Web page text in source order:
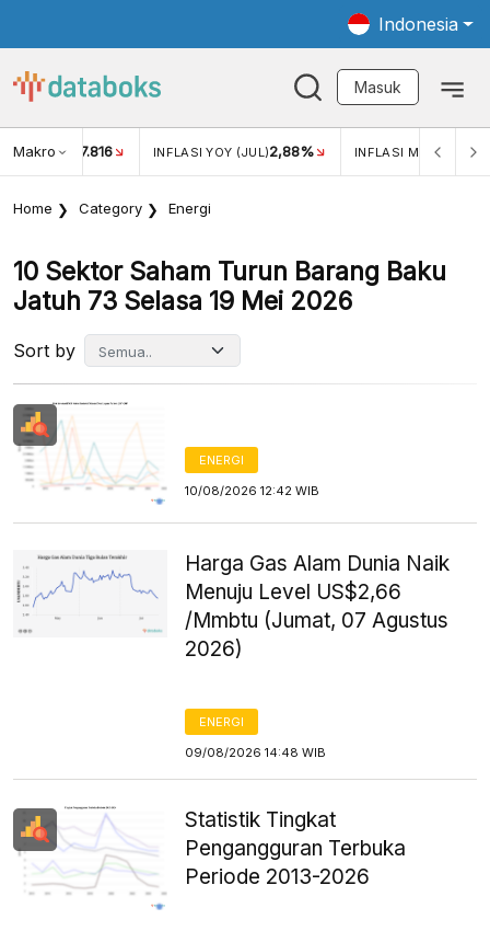
Indonesia
Masuk
Makro
USD/IDR 17.816 INFLASI YOY (JUL)2,88% INFLASI MOM (JUL)
Home Category Energi
10 Sektor Saham Turun Barang Baku
Jatuh 73 Selasa 19 Mei 2026
Sort by
ENERGI
10/08/2026 12:42 WIB
Harga Gas Alam Dunia Naik
Menuju Level US$2,66
/Mmbtu (Jumat, 07 Agustus
2026)
ENERGI
09/08/2026 14:48 WIB
Statistik Tingkat
Pengangguran Terbuka
Periode 2013-2026